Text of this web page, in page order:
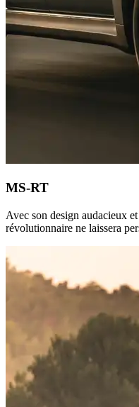
MS-RT
Avec son design audacieux
révolutionnaire ne laissera